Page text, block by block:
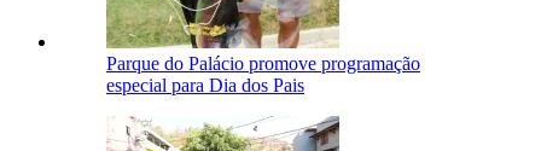
Parque do Palácio promove programação
especial para Dia dos Pais